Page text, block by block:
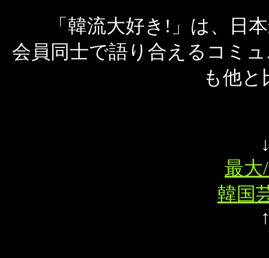
「韓流大好き!」は、日
会員同士で語り合えるコミ
も他
最大
韓国